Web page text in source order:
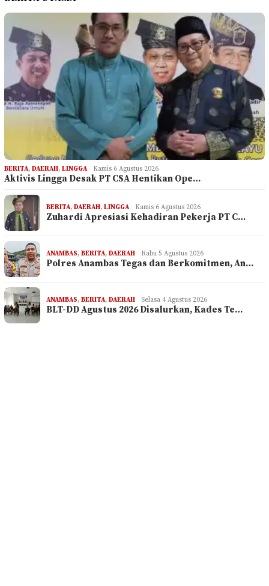
BERITA, DAERAH, LINGGA Kamis 6 Agustus 2026
Aktivis Lingga Desak PT CSA Hentikan Ope…
BERITA, DAERAH, LINGGA Kamis 6 Agustus 2026
Zuhardi Apresiasi Kehadiran Pekerja PT C…
ANAMBAS, BERITA, DAERAH Rabu 5 Agustus 2026
Polres Anambas Tegas dan Berkomitmen, An…
ANAMBAS, BERITA, DAERAH Selasa 4 Agustus 2026
BLT-DD Agustus 2026 Disalurkan, Kades Te…